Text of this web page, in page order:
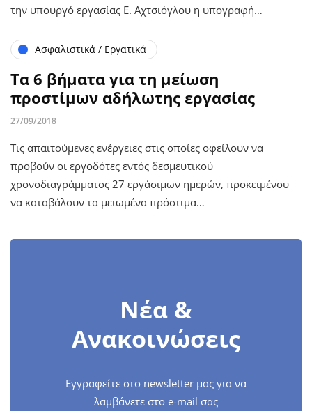
την υπουργό εργασίας Ε. Αχτσιόγλου η υπογραφή…
Ασφαλιστικά / Εργατικά
Τα 6 βήματα για τη μείωση
προστίμων αδήλωτης εργασίας
27/09/2018
Τις απαιτούμενες ενέργειες στις οποίες οφείλουν να
προβούν οι εργοδότες εντός δεσμευτικού
χρονοδιαγράμματος 27 εργάσιμων ημερών, προκειμένου
να καταβάλουν τα μειωμένα πρόστιμα…
Νέα &
Ανακοινώσεις
Εγγραφείτε στο newsletter μας για να
λαμβάνετε στο e-mail σας